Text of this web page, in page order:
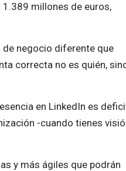
millones de euros,
de negocio diferente que
correcta no es quién,
en LinkedIn es
-cuando tienes
y más ágiles que podrán